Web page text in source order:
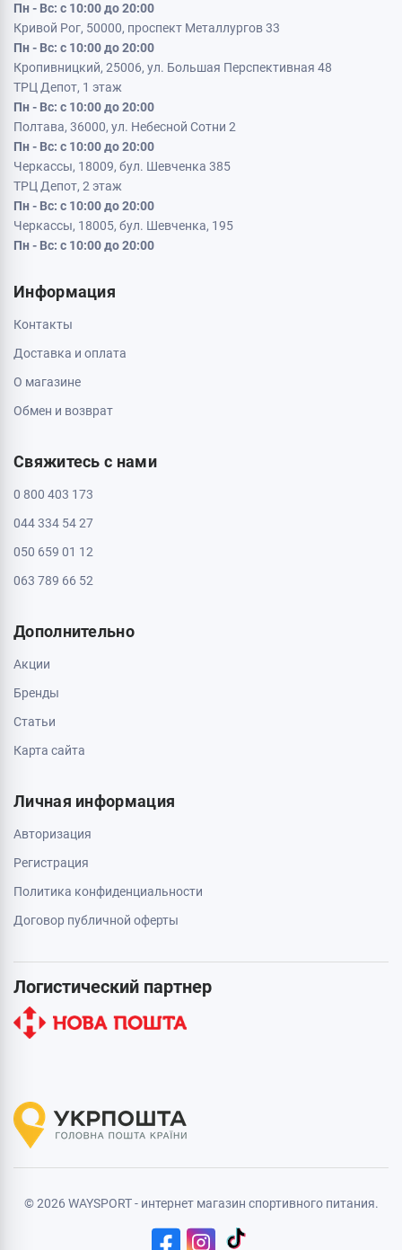
Пн - Вс: с 10:00 до 20:00
Кривой Рог, 50000, проспект Металлургов 33
Пн - Вс: с 10:00 до 20:00
Кропивницкий, 25006, ул. Большая Перспективная 48
ТРЦ Депот, 1 этаж
Пн - Вс: с 10:00 до 20:00
Полтава, 36000, ул. Небесной Сотни 2
Пн - Вс: с 10:00 до 20:00
Черкассы, 18009, бул. Шевченка 385
ТРЦ Депот, 2 этаж
Пн - Вс: с 10:00 до 20:00
Черкассы, 18005, бул. Шевченка, 195
Пн - Вс: с 10:00 до 20:00
Информация
Контакты
Доставка и оплата
О магазине
Обмен и возврат
Свяжитесь с нами
0 800 403 173
044 334 54 27
050 659 01 12
063 789 66 52
Дополнительно
Акции
Бренды
Статьи
Карта сайта
Личная информация
Авторизация
Регистрация
Политика конфиденциальности
Договор публичной оферты
Логистический партнер
© 2026 WAYSPORT - интернет магазин спортивного питания.